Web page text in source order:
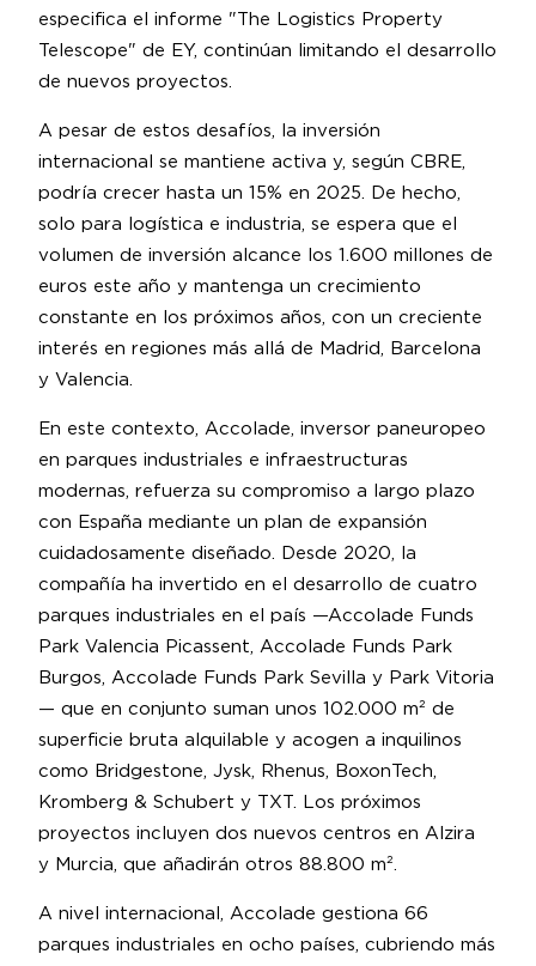
especifica el informe "The Logistics Property
Telescope" de EY, continúan limitando el desarrollo
de nuevos proyectos.
A pesar de estos desafíos, la inversión
internacional se mantiene activa y, según CBRE,
podría crecer hasta un 15% en 2025. De hecho,
solo para logística e industria, se espera que el
volumen de inversión alcance los 1.600 millones de
euros este año y mantenga un crecimiento
constante en los próximos años, con un creciente
interés en regiones más allá de Madrid, Barcelona
y Valencia.
En este contexto, Accolade, inversor paneuropeo
en parques industriales e infraestructuras
modernas, refuerza su compromiso a largo plazo
con España mediante un plan de expansión
cuidadosamente diseñado. Desde 2020, la
compañía ha invertido en el desarrollo de cuatro
parques industriales en el país —Accolade Funds
Park Valencia Picassent, Accolade Funds Park
Burgos, Accolade Funds Park Sevilla y Park Vitoria
— que en conjunto suman unos 102.000 m² de
superficie bruta alquilable y acogen a inquilinos
como Bridgestone, Jysk, Rhenus, BoxonTech,
Kromberg & Schubert y TXT. Los próximos
proyectos incluyen dos nuevos centros en Alzira
y Murcia, que añadirán otros 88.800 m².
A nivel internacional, Accolade gestiona 66
parques industriales en ocho países, cubriendo más